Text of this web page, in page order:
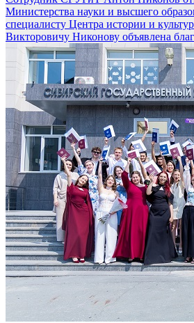
Министерства науки и высшего
специалисту Центра истории и
Викторовичу Никонову объявлена